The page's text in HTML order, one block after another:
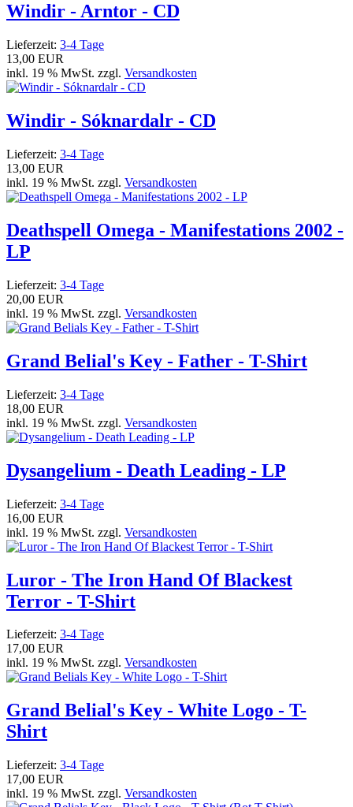
Windir - Arntor - CD
Lieferzeit: 3-4 Tage
13,00 EUR
inkl. 19 % MwSt. zzgl. Versandkosten
Windir - Sóknardalr - CD
Lieferzeit: 3-4 Tage
13,00 EUR
inkl. 19 % MwSt. zzgl. Versandkosten
Deathspell Omega - Manifestations 2002 -
LP
Lieferzeit: 3-4 Tage
20,00 EUR
inkl. 19 % MwSt. zzgl. Versandkosten
Grand Belial's Key - Father - T-Shirt
Lieferzeit: 3-4 Tage
18,00 EUR
inkl. 19 % MwSt. zzgl. Versandkosten
Dysangelium - Death Leading - LP
Lieferzeit: 3-4 Tage
16,00 EUR
inkl. 19 % MwSt. zzgl. Versandkosten
Luror - The Iron Hand Of Blackest
Terror - T-Shirt
Lieferzeit: 3-4 Tage
17,00 EUR
inkl. 19 % MwSt. zzgl. Versandkosten
Grand Belial's Key - White Logo - T-
Shirt
Lieferzeit: 3-4 Tage
17,00 EUR
inkl. 19 % MwSt. zzgl. Versandkosten